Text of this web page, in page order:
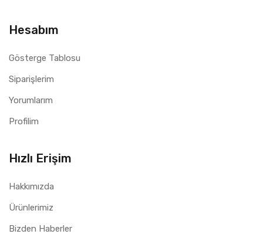
Hesabım
Gösterge Tablosu
Siparişlerim
Yorumlarım
Profilim
Hızlı Erişim
Hakkımızda
Ürünlerimiz
Bizden Haberler